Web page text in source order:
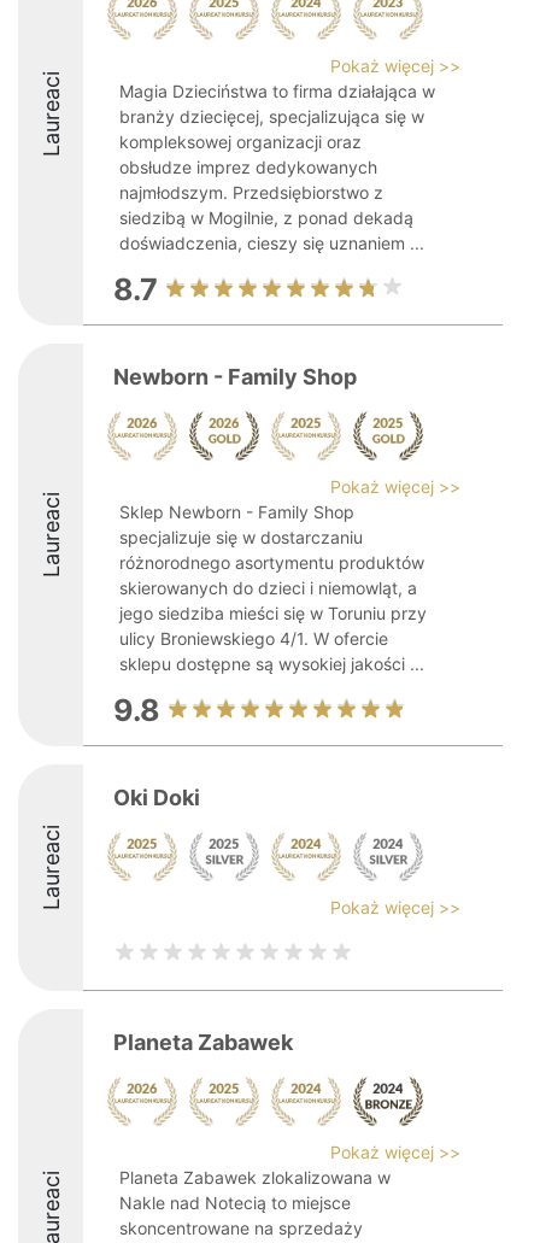
Laureaci
Pokaż więcej >>
Magia Dzieciństwa to firma działająca w
branży dziecięcej, specjalizująca się w
kompleksowej organizacji oraz
obsłudze imprez dedykowanych
najmłodszym. Przedsiębiorstwo z
siedzibą w Mogilnie, z ponad dekadą
doświadczenia, cieszy się uznaniem ...
8.7
Laureaci
Newborn - Family Shop
Pokaż więcej >>
Sklep Newborn - Family Shop
specjalizuje się w dostarczaniu
różnorodnego asortymentu produktów
skierowanych do dzieci i niemowląt, a
jego siedziba mieści się w Toruniu przy
ulicy Broniewskiego 4/1. W ofercie
sklepu dostępne są wysokiej jakości ...
9.8
Laureaci
Oki Doki
Pokaż więcej >>
Laureaci
Planeta Zabawek
Pokaż więcej >>
Planeta Zabawek zlokalizowana w
Nakle nad Notecią to miejsce
skoncentrowane na sprzedaży